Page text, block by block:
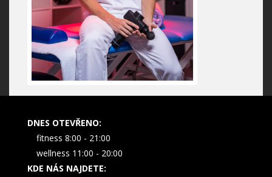
DNES OTEVŘENO:
fitness 8:00 - 21:00
wellness 11:00 - 20:00
KDE NÁS NAJDETE: